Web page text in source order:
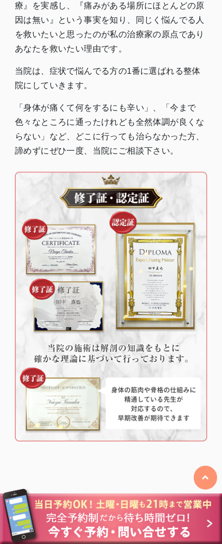
療』を実感し、『痛みがある場所にほとんどの原
因は無い』という事実を知り、同じく悩んでる人
を救いたいと思ったのが私の治療家の原点であり
あなたを救いたい理由です。
当院は、症状で悩んでる方の1番に選ばれる整体
院にしていきます。
「身体が痛くて何をするにも辛い」、「今まで
色々なところに通ったけれども全然体調が良くな
らない」など、どこに行っても治らなかった方、
諦めずにぜひ一度、当院にご相談下さい。
スタッフ紹介